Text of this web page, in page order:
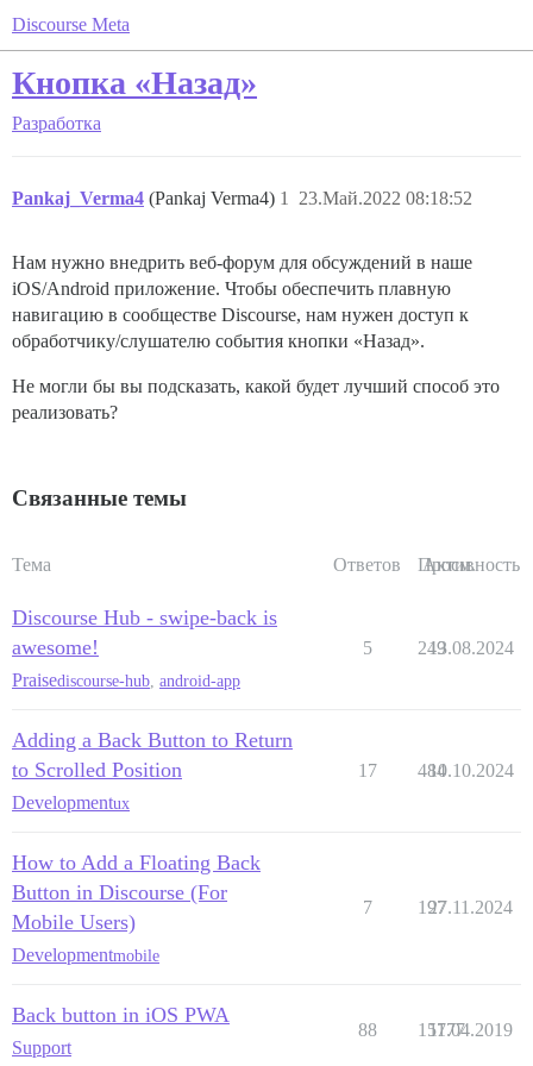
Discourse Meta
Кнопка «Назад»
Разработка
Pankaj_Verma4 (Pankaj Verma4) 23.Май.2022 08:18:52
1
Нам нужно внедрить веб-форум для обсуждений в наше
iOS/Android приложение. Чтобы обеспечить плавную
навигацию в сообществе Discourse, нам нужен доступ к
обработчику/слушателю события кнопки «Назад».
Не могли бы вы подсказать, какой будет лучший способ это
реализовать?
Связанные темы
Тема Ответов Просм.
Активность
Discourse Hub - swipe-back is
awesome!
Praisediscourse-hub android-app
5 249
13.08.2024
Adding a Back Button to Return
to Scrolled Position
Developmentux
17 484
10.10.2024
How to Add a Floating Back
Button in Discourse (For
Mobile Users)
Developmentmobile
7 197
27.11.2024
Back button in iOS PWA
Support
88 15777
11.04.2019